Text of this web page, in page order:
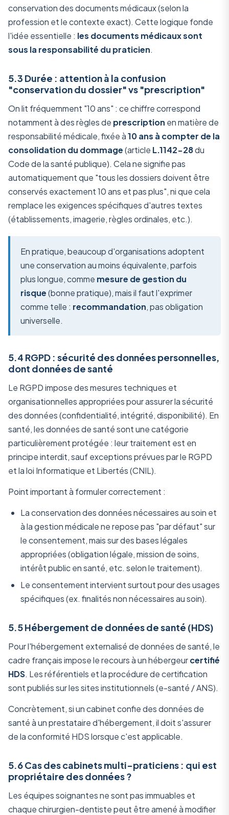
conservation des documents médicaux (selon la
profession et le contexte exact). Cette logique fonde
l'idée essentielle : les documents médicaux sont
sous la responsabilité du praticien.
5.3 Durée : attention à la confusion
"conservation du dossier" vs "prescription"
On lit fréquemment "10 ans" : ce chiffre correspond
notamment à des règles de prescription en matière de
responsabilité médicale, fixée à10 ans à compter de la
consolidation du dommage(article L.1142-28du
Code de la santé publique). Cela ne signifie pas
automatiquement que "tous les dossiers doivent être
conservés exactement 10 ans et pas plus", ni que cela
remplace les exigences spécifiques d'autres textes
(établissements, imagerie, règles ordinales, etc.).
En pratique, beaucoup d'organisations adoptent
une conservation au moins équivalente, parfois
plus longue, comme mesure de gestion du
risque(bonne pratique), mais il faut l'exprimer
comme telle : recommandation, pas obligation
universelle.
5.4 RGPD : sécurité des données personnelles,
dont données de santé
Le RGPD impose des mesures techniques et
organisationnelles appropriées pour assurer la sécurité
des données (confidentialité, intégrité, disponibilité). En
santé, les données de santé sont une catégorie
particulièrement protégée : leur traitement est en
principe interdit, sauf exceptions prévues par le RGPD
et la loi Informatique et Libertés (CNIL).
Point important à formuler correctement :
La conservation des données nécessaires au soin et
à la gestion médicale ne repose pas "par défaut" sur
le consentement, mais sur des bases légales
appropriées (obligation légale, mission de soins,
intérêt public en santé, etc. selon le traitement).
Le consentement intervient surtout pour des usages
spécifiques (ex. finalités non nécessaires au soin).
5.5 Hébergement de données de santé (HDS)
Pour l'hébergement externalisé de données de santé, le
cadre français impose le recours à un hébergeurcertifié
HDS. Les référentiels et la procédure de certification
sont publiés sur les sites institutionnels (e-santé / ANS).
Concrètement, si un cabinet confie des données de
santé à un prestataire d'hébergement, il doit s'assurer
de la conformité HDS lorsque c'est applicable.
5.6 Cas des cabinets multi-praticiens : qui est
propriétaire des données ?
Les équipes soignantes ne sont pas immuables et
chaque chirurgien-dentiste peut être amené à modifier